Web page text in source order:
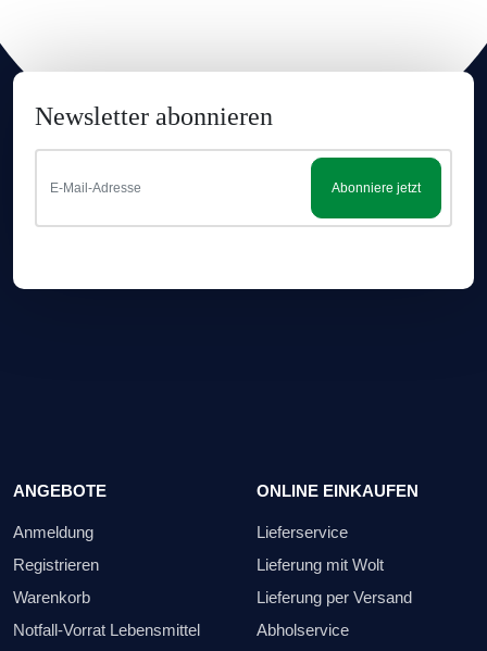
Newsletter abonnieren
Abonniere jetzt
ANGEBOTE
Anmeldung
Registrieren
Warenkorb
Notfall-Vorrat Lebensmittel
ONLINE EINKAUFEN
Lieferservice
Lieferung mit Wolt
Lieferung per Versand
Abholservice